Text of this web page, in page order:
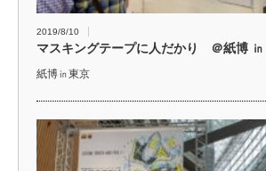
2019/8/10
マスキングテープに人だかり ＠紙博
紙博㏌東京